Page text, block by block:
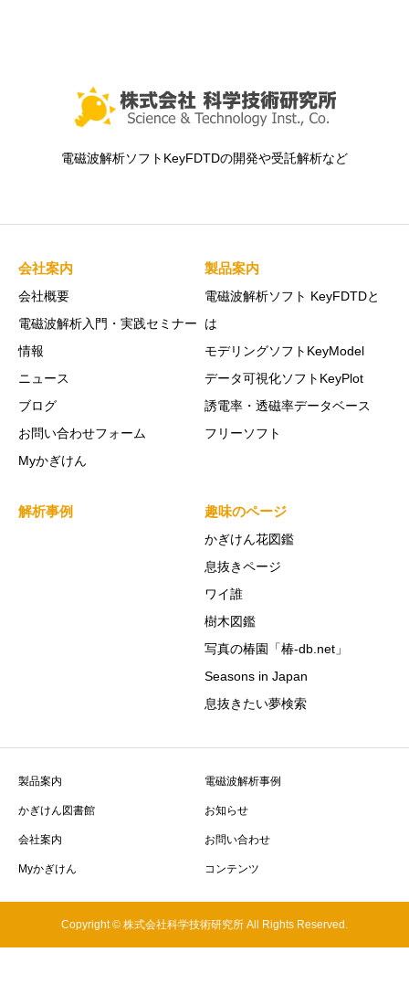
電磁波解析ソフトKeyFDTDの開発や受託解析など
会社案内
会社概要
電磁波解析入門・実践セミナー
情報
ニュース
ブログ
お問い合わせフォーム
Myかぎけん
製品案内
電磁波解析ソフト KeyFDTDと
は
モデリングソフトKeyModel
データ可視化ソフトKeyPlot
誘電率・透磁率データベース
フリーソフト
解析事例 趣味のページ
かぎけん花図鑑
息抜きページ
ワイ誰
樹木図鑑
写真の椿園「椿-db.net」
Seasons in Japan
息抜きたい夢検索
製品案内 電磁波解析事例
かぎけん図書館 お知らせ
会社案内 お問い合わせ
Myかぎけん コンテンツ
Copyright © 株式会社科学技術研究所 All Rights Reserved.